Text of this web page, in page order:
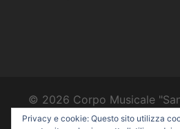
© 2026 Corpo Musicale
powered by
Privacy e cookie: Questo sito utilizza